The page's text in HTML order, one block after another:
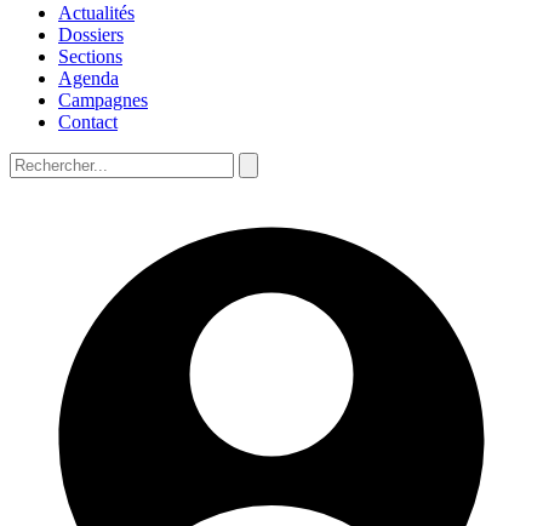
Actualités
Dossiers
Sections
Agenda
Campagnes
Contact